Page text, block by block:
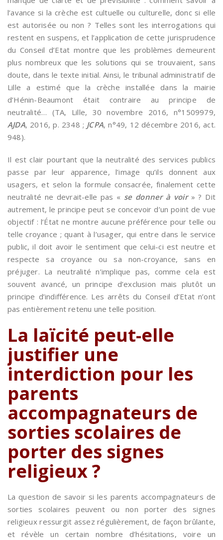
l’avance si la crèche est cultuelle ou culturelle, donc si elle
est autorisée ou non ? Telles sont les interrogations qui
restent en suspens, et l’application de cette jurisprudence
du Conseil d’Etat montre que les problèmes demeurent
plus nombreux que les solutions qui se trouvaient, sans
doute, dans le texte initial. Ainsi, le tribunal administratif de
Lille a estimé que la crèche installée dans la mairie
d’Hénin-Beaumont était contraire au principe de
neutralité… (TA, Lille, 30 novembre 2016, n°1509979,
AJDA, 2016, p. 2348 ; JCPA, n°49, 12 décembre 2016, act.
948).
Il est clair pourtant que la neutralité des services publics
passe par leur apparence, l’image qu’ils donnent aux
usagers, et selon la formule consacrée, finalement cette
neutralité ne devrait-elle pas « se donner à voir» ? Dit
autrement, le principe peut se concevoir d’un point de vue
objectif : l’État ne montre aucune préférence pour telle ou
telle croyance ; quant à l’usager, qui entre dans le service
public, il doit avoir le sentiment que celui-ci est neutre et
respecte sa croyance ou sa non-croyance, sans en
préjuger. La neutralité n’implique pas, comme cela est
souvent avancé, un principe d’exclusion mais plutôt un
principe d’indifférence. Les arrêts du Conseil d’Etat n’ont
pas entièrement retenu une telle position.
La laïcité peut-elle
justifier une
interdiction pour les
parents
accompagnateurs de
sorties scolaires de
porter des signes
religieux ?
La question de savoir si les parents accompagnateurs de
sorties scolaires peuvent ou non porter des signes
religieux ressurgit assez régulièrement, de façon brûlante,
et révèle un certain nombre d’hésitations, voire un